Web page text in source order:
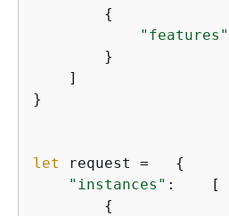
{
"features"
        }
    ]
}
let request = {
"instances" :    [
{